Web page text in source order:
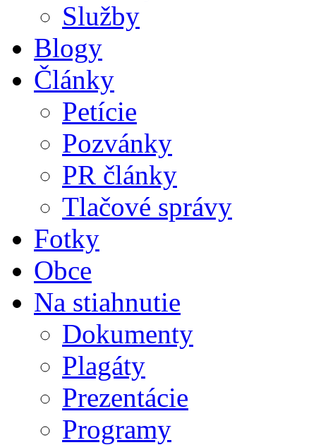
Služby
Blogy
Články
Petície
Pozvánky
PR články
Tlačové správy
Fotky
Obce
Na stiahnutie
Dokumenty
Plagáty
Prezentácie
Programy